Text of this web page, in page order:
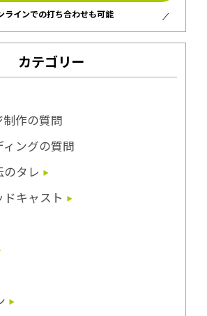
ラインでの打ち合わせも可能
カテゴリー
作の質問
ングの質問
タレ
キャスト